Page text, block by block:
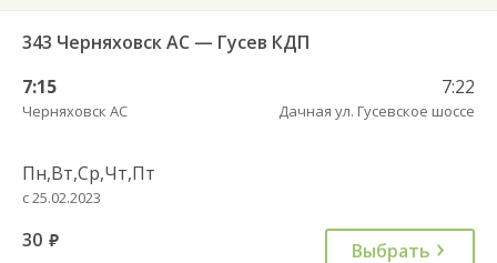
343 Черняховск АС — Гусев КДП
7:15
Черняховск АС
7:22
Дачная ул. Гусевское шоссе
Пн,Вт,Ср,Чт,Пт
с 25.02.2023
30 руб. Выбрать